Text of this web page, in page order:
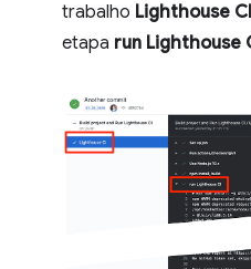
trabalho Lighthouse CI
etapa run Lighthouse